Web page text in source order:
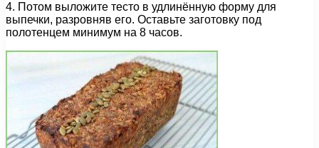
4. Потом выложите тесто в удлинённую форму для
выпечки, разровняв его. Оставьте заготовку под
полотенцем минимум на 8 часов.